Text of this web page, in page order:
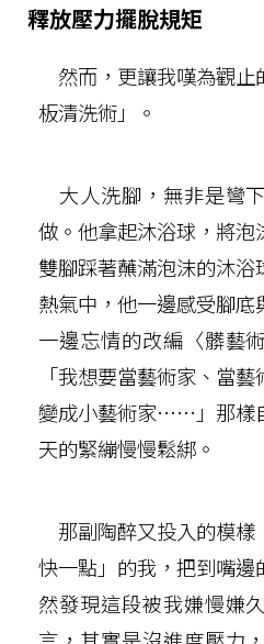
釋放壓力擺脫規矩
然而，更讓我嘆為觀止
板清洗術」。
大人洗腳，無非是彎
做。他拿起沐浴球，將泡
雙腳踩著蘸滿泡沫的沐
熱氣中，他一邊感受腳底
一邊忘情的改編〈髒藝
「我想要當藝術家、當
變成小藝術家……」那樣
天的緊繃慢慢鬆綁。
那副陶醉又投入的模樣
快一點」的我，把到嘴
然發現這段被我嫌慢嫌